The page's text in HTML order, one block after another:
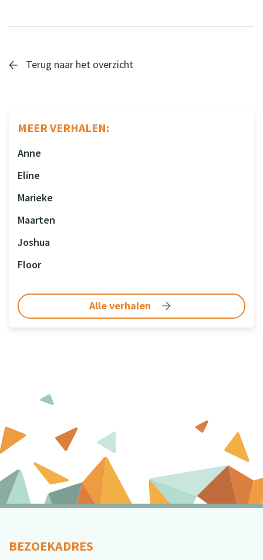
MEER VERHALEN:
Anne
Eline
Marieke
Maarten
Joshua
Floor
Alle verhalen
Terug naar het overzicht
BEZOEKADRES